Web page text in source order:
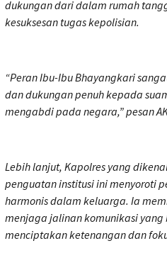
dukungan dari dalam rumah
kesuksesan tugas kepolisian.
“Peran Ibu-Ibu Bhayangkari
dan dukungan penuh kepada
mengabdi pada negara,” pesan
Lebih lanjut, Kapolres yang
penguatan institusi ini menyoroti
harmonis dalam keluarga. Ia
menjaga jalinan komunikasi yang
menciptakan ketenangan dan